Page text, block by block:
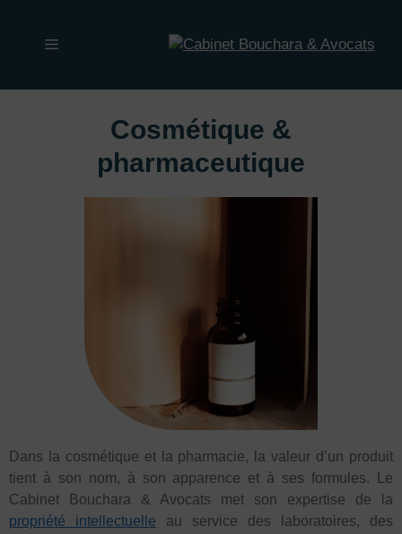
contenu
Menu
Cosmétique &
pharmaceutique
Dans la cosmétique et la pharmacie, la valeur d’un produit
tient à son nom, à son apparence et à ses formules. Le
Cabinet Bouchara & Avocats met son expertise de la
propriété intellectuelle au service des laboratoires, des